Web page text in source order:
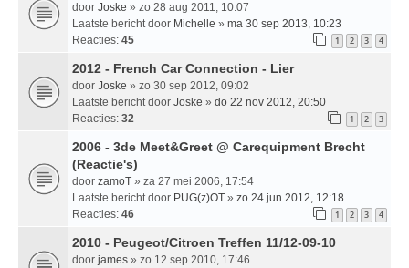
door Joske » zo 28 aug 2011, 10:07
Laatste bericht door Michelle » ma 30 sep 2013, 10:23
Reacties: 45 1 2 3 4
2012 - French Car Connection - Lier
door Joske » zo 30 sep 2012, 09:02
Laatste bericht door Joske » do 22 nov 2012, 20:50
Reacties: 32 1 2 3
2006 - 3de Meet&Greet @ Carequipment Brecht
(Reactie's)
door zamoT » za 27 mei 2006, 17:54
Laatste bericht door PUG(z)OT » zo 24 jun 2012, 12:18
Reacties: 46 1 2 3 4
2010 - Peugeot/Citroen Treffen 11/12-09-10
door james » zo 12 sep 2010, 17:46